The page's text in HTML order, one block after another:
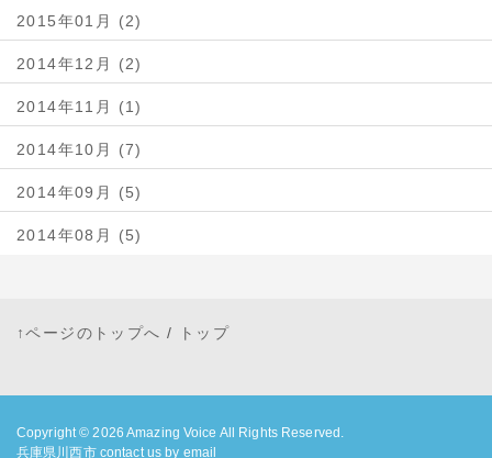
2015年01月 (2)
2014年12月 (2)
2014年11月 (1)
2014年10月 (7)
2014年09月 (5)
2014年08月 (5)
↑ページのトップへ / トップ
Copyright © 2026Amazing Voice All Rights Reserved.
兵庫県川西市 contact us by email